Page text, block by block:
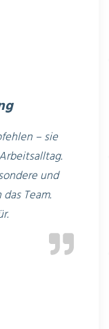
– sie
und
Team.